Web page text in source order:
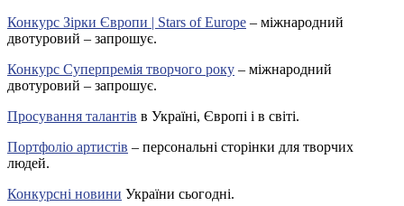
Конкурс Зірки Європи | Stars of Europe – міжнародний
двотуровий – запрошує.
Конкурс Суперпремія творчого року – міжнародний
двотуровий – запрошує.
Просування талантів в Україні, Європі і в світі.
Портфоліо артистів – персональні сторінки для творчих
людей.
Конкурсні новини України сьогодні.